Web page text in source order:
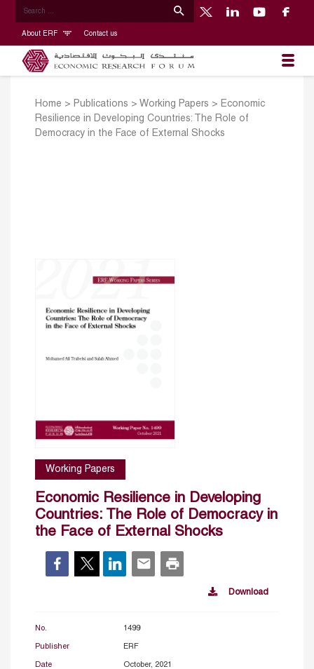
About ERF Contact us
Home > Publications > Working Papers > Economic
Resilience in Developing Countries: The Role of
Democracy in the Face of External Shocks
Working Papers
Economic Resilience in Developing
Countries: The Role of Democracy in
the Face of External Shocks
Download
No. 1499
Publisher ERF
Date October, 2021